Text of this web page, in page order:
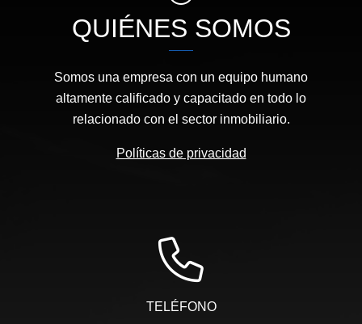
QUIÉNES SOMOS
Somos una empresa con un equipo humano
altamente calificado y capacitado en todo lo
relacionado con el sector inmobiliario.
Políticas de privacidad
TELÉFONO